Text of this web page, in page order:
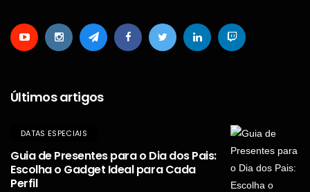
Últimos artigos
DATAS ESPECIAIS
Guia de Presentes para o Dia dos Pais:
Escolha o Gadget Ideal para Cada
Perfil